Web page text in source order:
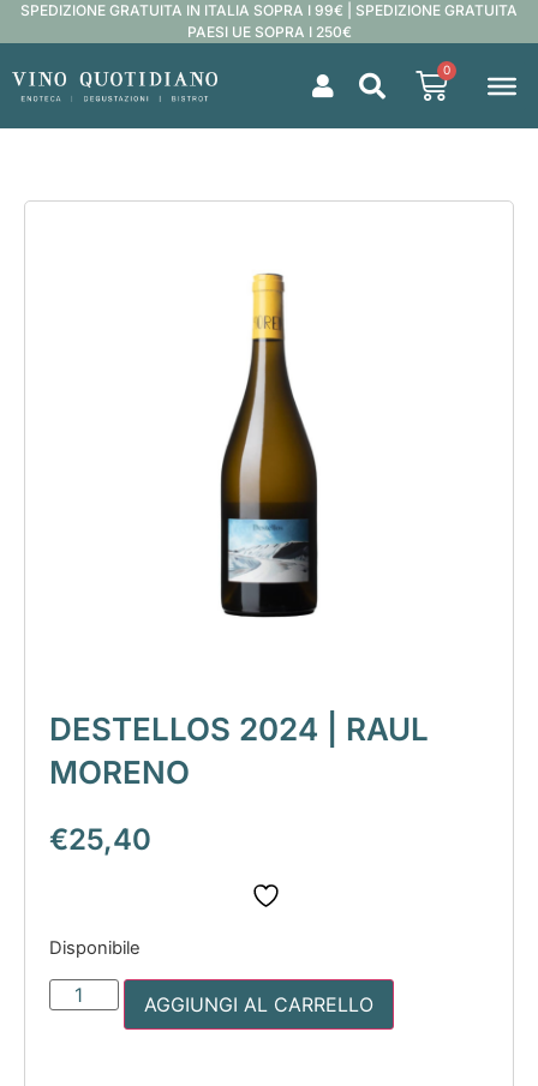
SPEDIZIONE GRATUITA IN ITALIA SOPRA I 99€ | SPEDIZIONE GRATUITA
PAESI UE SOPRA I 250€
0
DESTELLOS 2024 | RAUL
MORENO
€25,40
Disponibile
AGGIUNGI AL CARRELLO